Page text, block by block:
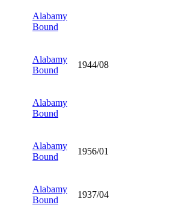
Alabamy
Bound
Alabamy
Bound
1944/08
Alabamy
Bound
Alabamy
Bound
1956/01
Alabamy
Bound
1937/04